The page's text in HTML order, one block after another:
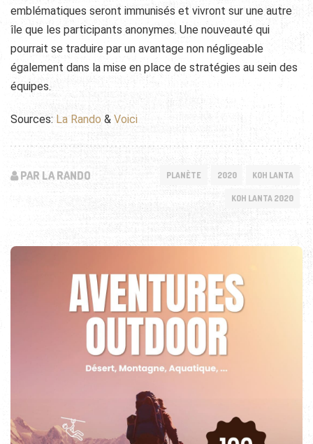
emblématiques seront immunisés et vivront sur une autre
île que les participants anonymes. Une nouveauté qui
pourrait se traduire par un avantage non négligeable
également dans la mise en place de stratégies au sein des
équipes.
Sources: La Rando & Voici
PAR LA RANDO PLANÈTE 2020 KOH LANTA
KOH LANTA 2020